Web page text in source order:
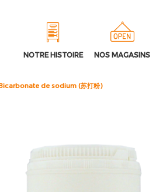
NOTRE HISTOIRE NOS MAGASINS
de sodium (苏打粉)